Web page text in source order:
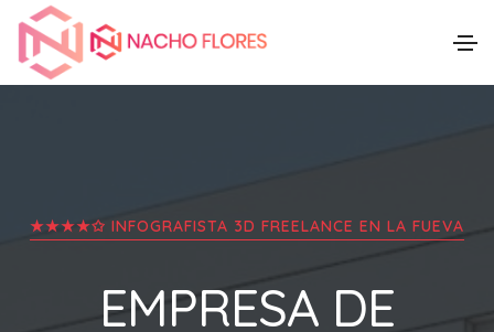
★★★★✩ INFOGRAFISTA 3D FREELANCE EN LA FUEVA
EMPRESA DE